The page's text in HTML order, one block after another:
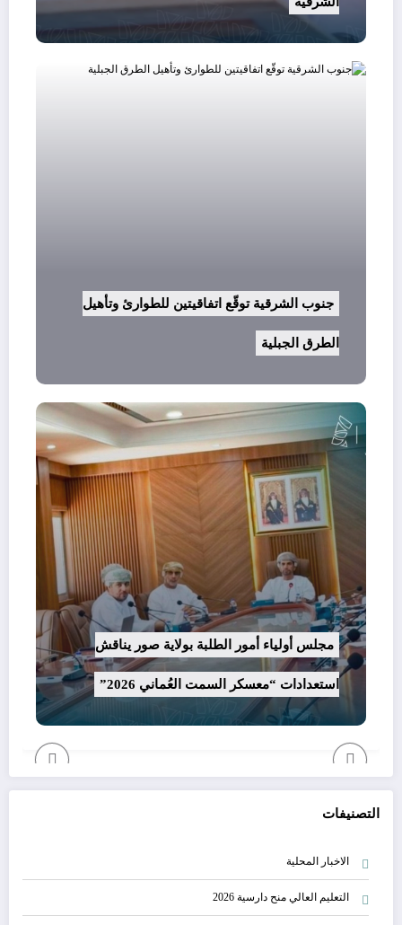
جنوب الشرقية توقّع اتفاقيتين
مجلس أولياء أمور الطلبة بولاية
استعدادات “معسكر السمت العُماني 2026”
وزارة العمل تعلن عن توفر 1222 وظيفية شاغرة
بصور عن توفر شاغر تدريسي
التصنيفات
الاخبار المحلية
التعليم العالي منح دارسية 2026